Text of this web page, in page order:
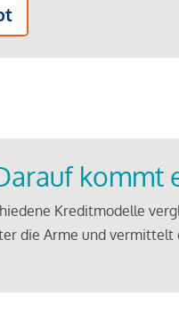
kommt
Kreditmodelle
die Arme und vermittelt